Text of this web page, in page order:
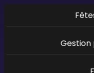
Gestion